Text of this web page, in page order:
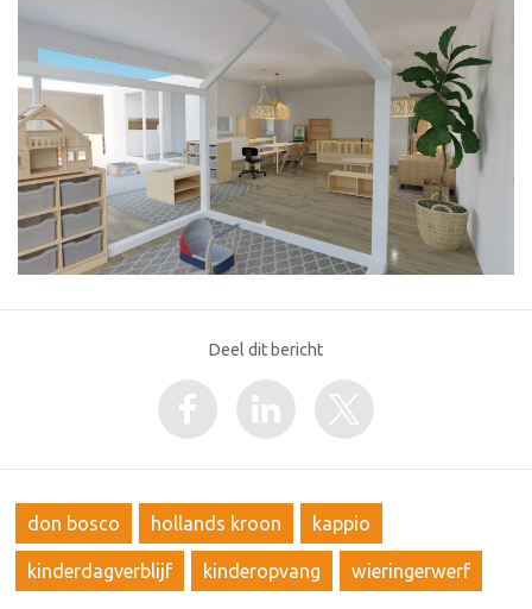
Deel dit bericht
don bosco hollands kroon kappio
kinderdagverblijf kinderopvang wieringerwerf